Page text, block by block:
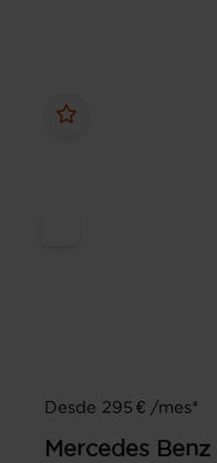
Desde 295 € /mes*
Mercedes Benz